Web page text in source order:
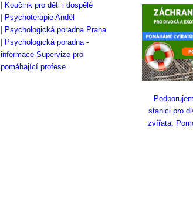
Koučink pro děti i dospělé
Psychoterapie Anděl
Psychologická poradna Praha
Psychologická poradna -
informace Supervize pro
pomáhající profese
stanici pro
zvířata.